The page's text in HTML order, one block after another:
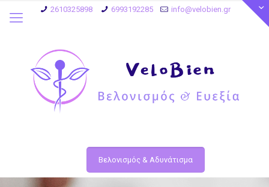
2610325898 6993192285 info@velobien.gr
Βελονισμός & Αδυνάτισμα